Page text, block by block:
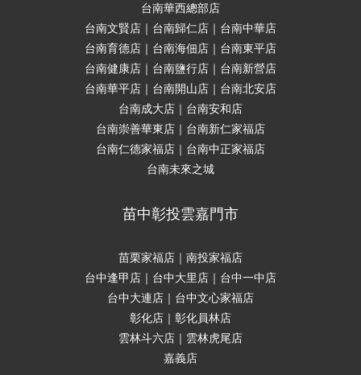
台南華西總部店
台南文賢店｜台南歸仁店｜台南中華店
台南育德店｜台南海佃店｜台南東平店
台南健康店｜台南鹽行店｜台南新營店
台南華平店｜台南開山店｜台南北安店
台南成大店｜台南安和店
台南崇善華東店｜台南新仁家福店
台南仁德家福店｜台南中正家福店
台南未來之城
苗中彰投雲嘉門市
苗栗家福店｜南投家福店
台中逢甲店｜台中大里店｜台中一中店
台中大連店｜台中文心家福店
彰化店｜彰化員林店
雲林斗六店｜雲林虎尾店
嘉義店